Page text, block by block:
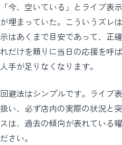
「今、空いている」とライブ表
が埋まっていた。こういうズレ
示はあくまで目安であって、正
れだけを頼りに当日の応援を呼
人手が足りなくなります。
回避法はシンプルです。ライブ
扱い、必ず店内の実際の状況と
スは、過去の傾向が表れている
ださい。